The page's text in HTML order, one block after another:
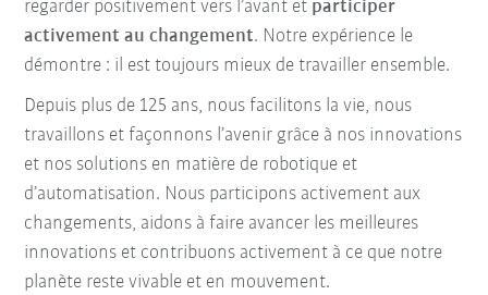
regarder positivement vers l’avant et participer
activement au changement. Notre expérience le
démontre : il est toujours mieux de travailler ensemble.
Depuis plus de 125 ans, nous facilitons la vie, nous
travaillons et façonnons l’avenir grâce à nos innovations
et nos solutions en matière de robotique et
d’automatisation. Nous participons activement aux
changements, aidons à faire avancer les meilleures
innovations et contribuons activement à ce que notre
planète reste vivable et en mouvement.